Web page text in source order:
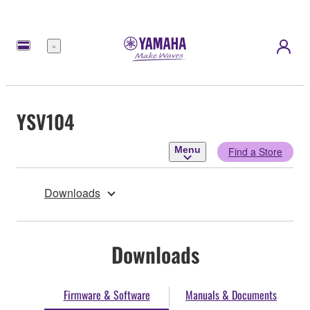
Menu
YSV104
Menu Find a Store
Downloads
Downloads
Firmware & Software Manuals & Documents